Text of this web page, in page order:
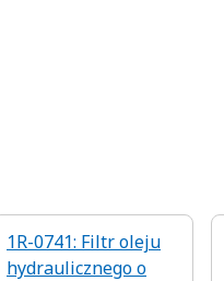
1R-0741: Filtr oleju
hydraulicznego o